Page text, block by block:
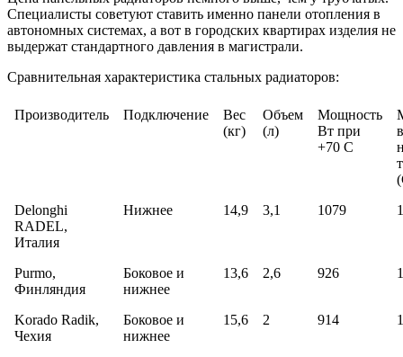
Специалисты советуют ставить именно панели отопления в
автономных системах, а вот в городских квартирах изделия не
выдержат стандартного давления в магистрали.
Сравнительная характеристика стальных радиаторов:
Производитель Подключение
Вес
(кг)
Объем
(л)
Мощность
Вт при
+70 С
Delonghi
RADEL,
Италия
Нижнее 14,9 3,1 1079
Purmo,
Финляндия
Боковое и
нижнее
13,6 2,6 926
Korado Radik,
Чехия
Боковое и
нижнее
15,6 2 914